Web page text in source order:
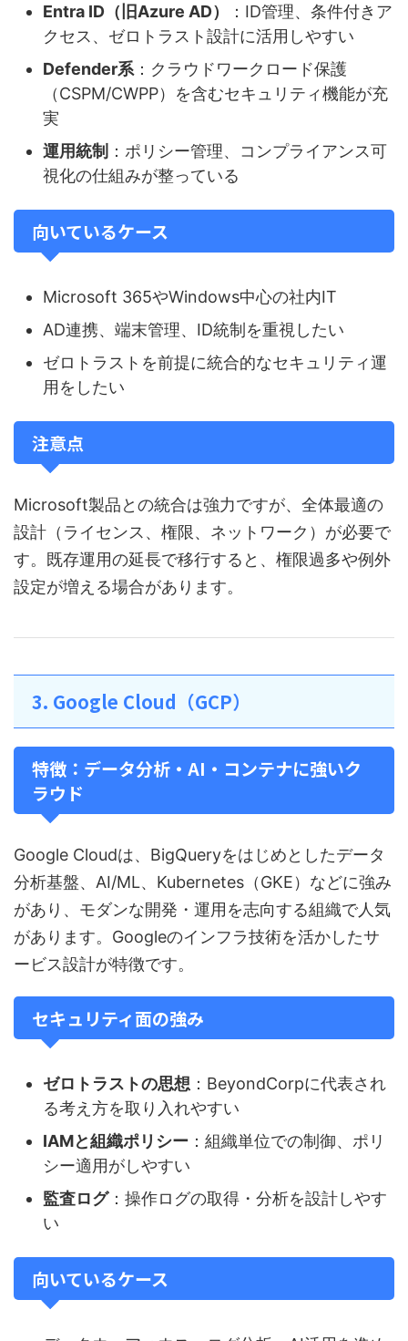
Entra ID（旧Azure AD）
：ID管理、条件付きア
クセス、ゼロトラスト設計に活用しやすい
Defender系 ：クラウドワークロード保護
（CSPM/CWPP）を含むセキュリティ機能が充
実
運用統制 ：ポリシー管理、コンプライアンス可
視化の仕組みが整っている
向いているケース
Microsoft 365やWindows中心の社内IT
AD連携、端末管理、ID統制を重視したい
ゼロトラストを前提に統合的なセキュリティ運
用をしたい
注意点
Microsoft製品との統合は強力ですが、全体最適の
設計（ライセンス、権限、ネットワーク）が必要で
す。既存運用の延長で移行すると、権限過多や例外
設定が増える場合があります。
3. Google Cloud（GCP）
特徴：データ分析・AI・コンテナに強いク
ラウド
Google Cloudは、BigQueryをはじめとしたデータ
分析基盤、AI/ML、Kubernetes（GKE）などに強み
があり、モダンな開発・運用を志向する組織で人気
があります。Googleのインフラ技術を活かしたサ
ービス設計が特徴です。
セキュリティ面の強み
ゼロトラストの思想 ：BeyondCorpに代表され
る考え方を取り入れやすい
IAMと組織ポリシー ：組織単位での制御、ポリ
シー適用がしやすい
監査ログ：操作ログの取得・分析を設計しやす
い
向いているケース